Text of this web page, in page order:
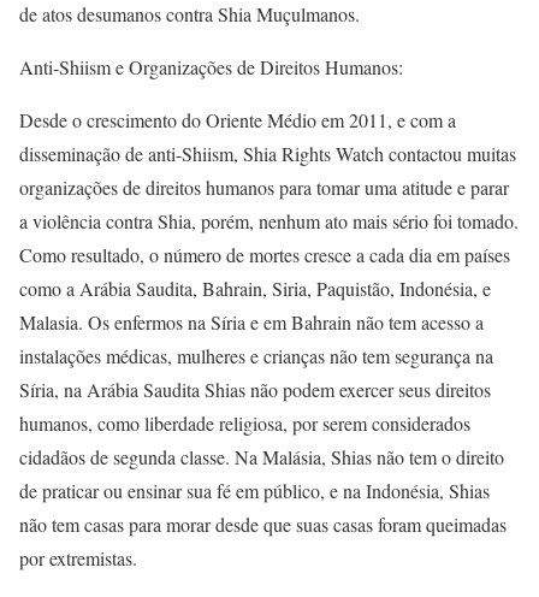
de atos desumanos contra Shia Muçulmanos.
Anti-Shiism e Organizações de Direitos Humanos:
Desde o crescimento do Oriente Médio em 2011, e com a
disseminação de anti-Shiism, Shia Rights Watch contactou muitas
organizações de direitos humanos para tomar uma atitude e parar
a violência contra Shia, porém, nenhum ato mais sério foi tomado.
Como resultado, o número de mortes cresce a cada dia em países
como a Arábia Saudita, Bahrain, Siria, Paquistão, Indonésia, e
Malasia. Os enfermos na Síria e em Bahrain não tem acesso a
instalações médicas, mulheres e crianças não tem segurança na
Síria, na Arábia Saudita Shias não podem exercer seus direitos
humanos, como liberdade religiosa, por serem considerados
cidadãos de segunda classe. Na Malásia, Shias não tem o direito
de praticar ou ensinar sua fé em público, e na Indonésia, Shias
não tem casas para morar desde que suas casas foram queimadas
por extremistas.